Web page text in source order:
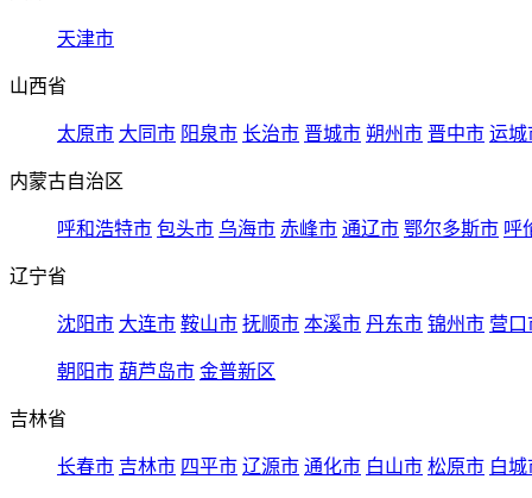
天津市
山西省
太原市 大同市 阳泉市 长治市 晋城市 朔州市 晋中市 运城
内蒙古自治区
呼和浩特市 包头市 乌海市 赤峰市 通辽市 鄂尔多斯市 呼
辽宁省
沈阳市 大连市 鞍山市 抚顺市 本溪市 丹东市 锦州市 营口
朝阳市 葫芦岛市 金普新区
吉林省
长春市 吉林市 四平市 辽源市 通化市 白山市 松原市 白城